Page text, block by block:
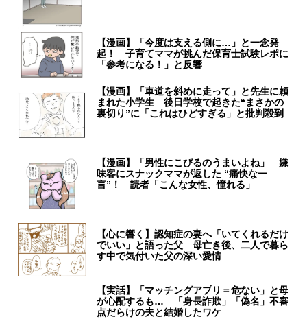
【漫画】「今度は支える側に…」と一念発
起！ 子育てママが挑んだ保育士試験レポに
「参考になる！」と反響
【漫画】「車道を斜めに走って」と先生に頼
まれた小学生 後日学校で起きた“まさかの
裏切り”に「これはひどすぎる」と批判殺到
【漫画】「男性にこびるのうまいよね」 嫌
味客にスナックママが返した “痛快な一
言”！ 読者「こんな女性、憧れる」
【心に響く】認知症の妻へ「いてくれるだけ
でいい」と語った父 母亡き後、二人で暮ら
す中で気付いた父の深い愛情
【実話】「マッチングアプリ＝危ない」と母
が心配するも… 「身長詐欺」「偽名」不審
点だらけの夫と結婚したワケ